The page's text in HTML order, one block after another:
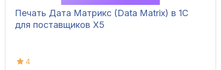
Печать Дата Матрикс (Data Matrix) в 1С
для поставщиков X5
4